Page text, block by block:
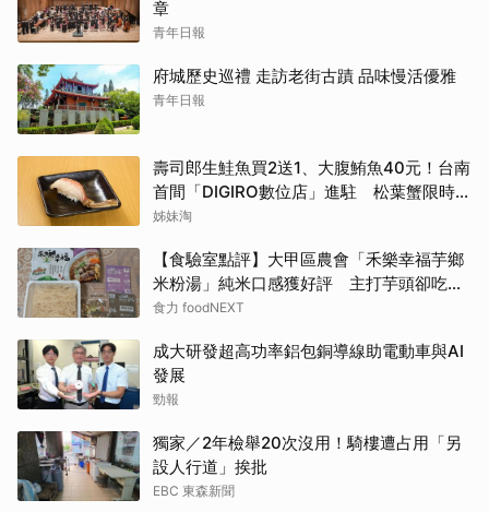
章
青年日報
府城歷史巡禮 走訪老街古蹟 品味慢活優雅
青年日報
壽司郎生鮭魚買2送1、大腹鮪魚40元！台南
首間「DIGIRO數位店」進駐 松葉蟹限時上
桌
姊妹淘
【食驗室點評】大甲區農會「禾樂幸福芋鄉
米粉湯」純米口感獲好評 主打芋頭卻吃不
到存在感
食力 foodNEXT
成大研發超高功率鋁包銅導線助電動車與AI
發展
勁報
獨家／2年檢舉20次沒用！騎樓遭占用「另
設人行道」挨批
EBC 東森新聞